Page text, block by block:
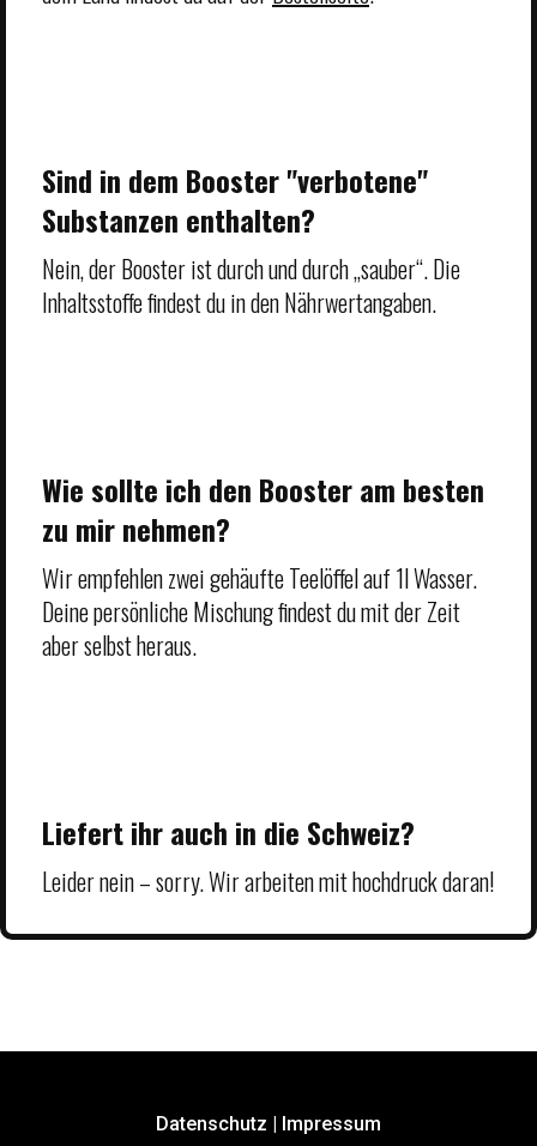
Sind in dem Booster "verbotene"
Substanzen enthalten?
Nein, der Booster ist durch und durch „sauber“. Die
Inhaltsstoffe findest du in den Nährwertangaben.
Wie sollte ich den Booster am besten
zu mir nehmen?
Wir empfehlen zwei gehäufte Teelöffel auf 1l Wasser.
Deine persönliche Mischung findest du mit der Zeit
aber selbst heraus.
Liefert ihr auch in die Schweiz?
Leider nein – sorry. Wir arbeiten mit hochdruck daran!
Datenschutz | Impressum